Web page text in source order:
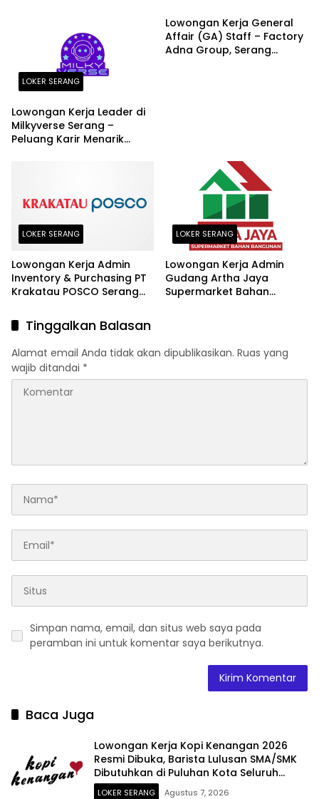
LOKER SERANG
Lowongan Kerja Leader di
Milkyverse Serang –
Peluang Karir Menarik
Lowongan Kerja General
Affair (GA) Staff – Factory
Adna Group, Serang
LOKER SERANG
Lowongan Kerja Admin
Inventory & Purchasing PT
Krakatau POSCO Serang
LOKER SERANG
Lowongan Kerja Admin
Gudang Artha Jaya
Supermarket Bahan
Tinggalkan Balasan
Alamat email Anda tidak akan dipublikasikan. Ruas yang
wajib ditandai *
Simpan nama, email, dan situs web saya pada
peramban ini untuk komentar saya berikutnya.
Baca Juga
Lowongan Kerja Kopi Kenangan 2026
Resmi Dibuka, Barista Lulusan SMA/SMK
Dibutuhkan di Puluhan Kota Seluruh
Indonesia
LOKER SERANG Agustus 7, 2026